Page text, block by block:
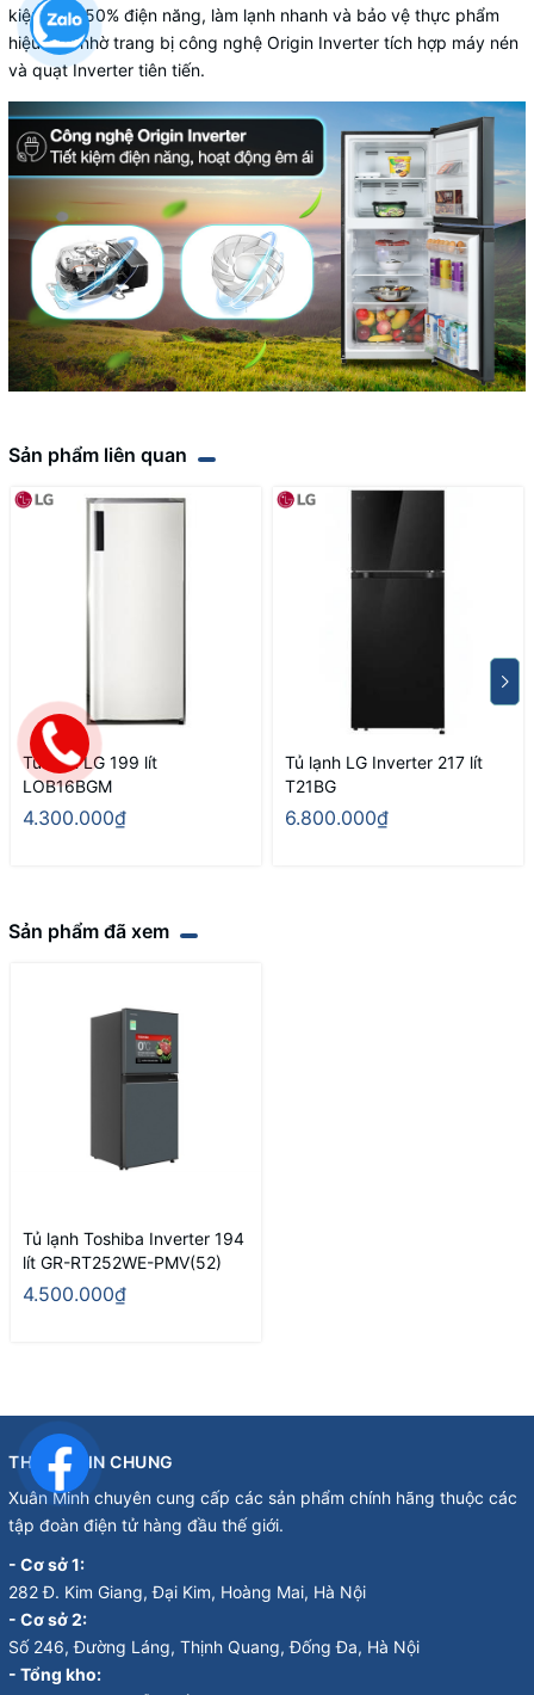
kiệm đến 50% điện năng, làm lạnh nhanh và bảo vệ thực phẩm
hiệu quả nhờ trang bị công nghệ Origin Inverter tích hợp máy nén
và quạt Inverter tiên tiến.
Sản phẩm liên quan
Tủ lạnh LG 199 lít
LOB16BGM
4.300.000₫
Tủ lạnh LG Inverter 217 lít
T21BG
6.800.000₫
Sản phẩm đã xem
Tủ lạnh Toshiba Inverter 194
lít GR-RT252WE-PMV(52)
4.500.000₫
THÔNG TIN CHUNG
Xuân Minh chuyên cung cấp các sản phẩm chính hãng thuộc các
tập đoàn điện tử hàng đầu thế giới.
- Cơ sở 1:
282 Đ. Kim Giang, Đại Kim, Hoàng Mai, Hà Nội
- Cơ sở 2:
Số 246, Đường Láng, Thịnh Quang, Đống Đa, Hà Nội
- Tổng kho: